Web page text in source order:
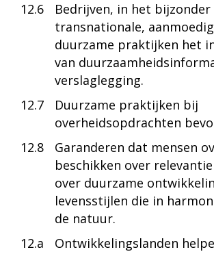
12.6
Bedrijven, in het
transnationale,
duurzame praktijken het
van
verslaglegging.
12.7
Duurzame praktijken bij
overheidsopdrachten
12.8
Garanderen dat mensen
beschikken over
over duurzame
levensstijlen die in
de natuur.
12.a
Ontwikkelingslanden